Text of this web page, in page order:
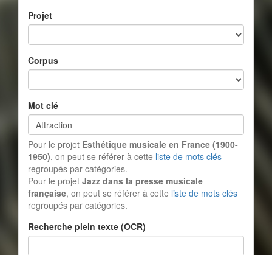
Projet
Corpus
Mot clé
Pour le projet Esthétique musicale en France (1900-
1950), on peut se référer à cette liste de mots clés
regroupés par catégories.
Pour le projet Jazz dans la presse musicale
française, on peut se référer à cette liste de mots clés
regroupés par catégories.
Recherche plein texte (OCR)